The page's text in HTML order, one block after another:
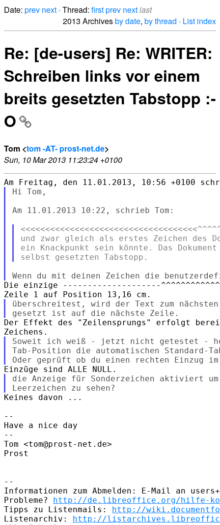
Date: prev next · Thread: firstprev nextlast
2013 Archivesby date, by thread · List index
Re: [de-users] Re: WRITER:
Schreiben links vor einem
breits gesetzten Tabstopp :-
O
Tom <tom -AT- prost-net.de>
Sun, 10 Mar 2013 11:23:24 +0100
Hi Tom,
Am 11.01.2013 10:22, schrieb Tom:
und zwar gleich als erstes Zeichen des
ein Knackpunkt sein könnte. Das
Die einzige --------------------
überschreitest, wird der Text zum
Der Effekt des "Zeilensprungs" erfolgt
Soweit ich weiß - jetzt nicht getestet -
Tab-Position die automatischen
die Anzeige für Sonderzeichen aktiviert
Keines davon ...
--
Have a nice day
--
Tom <tom@prost-net.de>
Prost
--
Informationen zum Abmelden: E-Mail an
Probleme? http://de.libreoffice.org/hilfe-
Tipps zu Listenmails: http://
Listenarchiv: http://